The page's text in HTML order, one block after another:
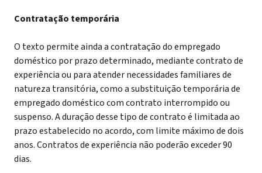
Contratação temporária
O texto permite ainda a contratação do empregado
doméstico por prazo determinado, mediante contrato de
experiência ou para atender necessidades familiares de
natureza transitória, como a substituição temporária de
empregado doméstico com contrato interrompido ou
suspenso. A duração desse tipo de contrato é limitada ao
prazo estabelecido no acordo, com limite máximo de dois
anos. Contratos de experiência não poderão exceder 90
dias.